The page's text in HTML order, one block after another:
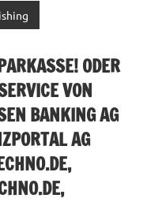
ODER
VON
BANKING AG
AG
,
,